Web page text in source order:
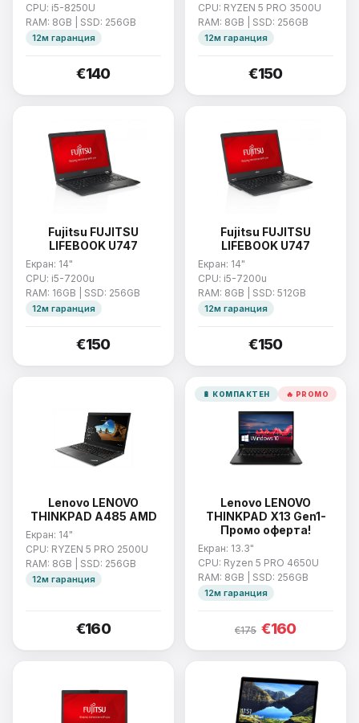
CPU: i5-8250U
RAM: 8GB | SSD: 256GB
12м гаранция
€140
CPU: RYZEN 5 PRO 3500U
RAM: 8GB | SSD: 256GB
12м гаранция
€150
Fujitsu FUJITSU
LIFEBOOK U747
Екран: 14"
CPU: i5-7200u
RAM: 16GB | SSD: 256GB
12м гаранция
€150
Fujitsu FUJITSU
LIFEBOOK U747
Екран: 14"
CPU: i5-7200u
RAM: 8GB | SSD: 512GB
12м гаранция
€150
Lenovo LENOVO
THINKPAD A485 AMD
Екран: 14"
CPU: RYZEN 5 PRO 2500U
RAM: 8GB | SSD: 256GB
12м гаранция
€160
🔥 PROMO
🔋 КОМПАКТЕН
Lenovo LENOVO
THINKPAD X13 Gen1-
Промо оферта!
Екран: 13.3"
CPU: Ryzen 5 PRO 4650U
RAM: 8GB | SSD: 256GB
12м гаранция
€175 €160